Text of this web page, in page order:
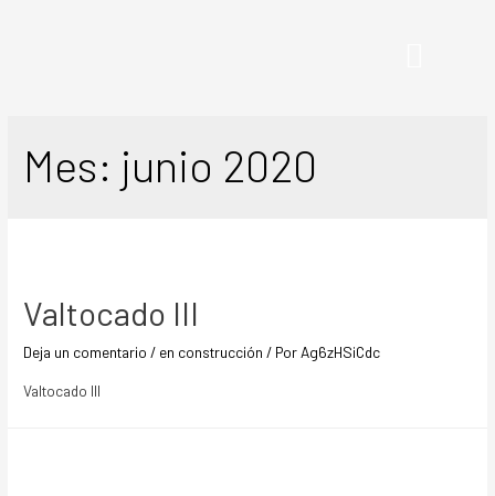
Mes: junio 2020
Valtocado III
Deja un comentario / en construcción / Por Ag6zHSiCdc
Valtocado III